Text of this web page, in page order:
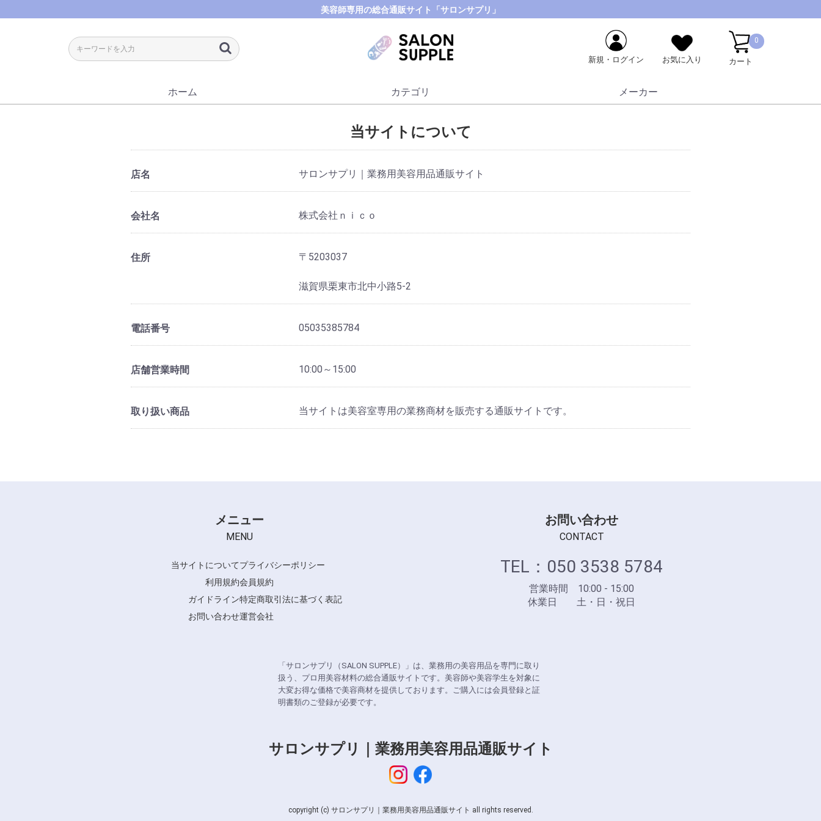
美容師専用の総合通販サイト「サロンサプリ」
新規・ログイン お気に入り
0
カート
ホーム カテゴリ メーカー
当サイトについて
店名 サロンサプリ｜業務用美容用品通販サイト
会社名 株式会社ｎｉｃｏ
住所 〒5203037
滋賀県栗東市北中小路5-2
電話番号 05035385784
店舗営業時間 10:00～15:00
取り扱い商品 当サイトは美容室専用の業務商材を販売する通販サイトです。
メニュー
MENU
当サイトについてプライバシーポリシー
利用規約会員規約
ガイドライン特定商取引法に基づく表記
お問い合わせ運営会社
お問い合わせ
CONTACT
TEL：050 3538 5784
営業時間 10:00 - 15:00
休業日 土・日・祝日
「サロンサプリ（SALON SUPPLE）」は、業務用の美容用品を専門に取り
扱う、プロ用美容材料の総合通販サイトです。美容師や美容学生を対象に
大変お得な価格で美容商材を提供しております。ご購入には会員登録と証
明書類のご登録が必要です。
サロンサプリ｜業務用美容用品通販サイト
copyright (c) サロンサプリ｜業務用美容用品通販サイト all rights reserved.